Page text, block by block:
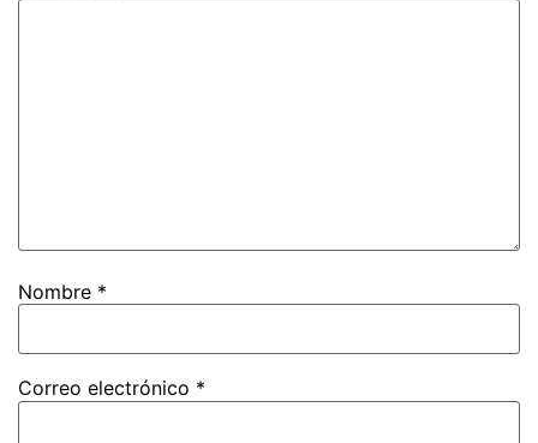
Nombre *
Correo electrónico *